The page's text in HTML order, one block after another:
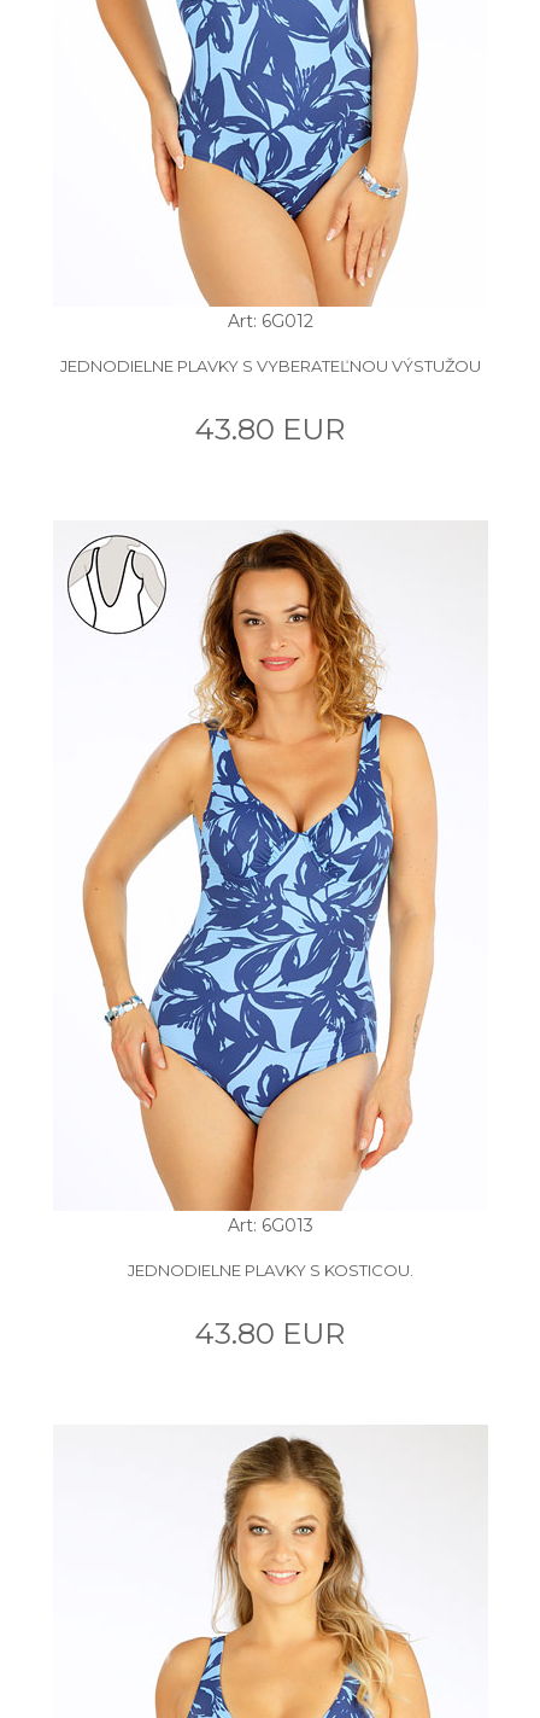
Art: 6G012
JEDNODIELNE PLAVKY S VYBERATEĽNOU VÝSTUŽOU
43.80 EUR
Art: 6G013
JEDNODIELNE PLAVKY S KOSTICOU.
43.80 EUR